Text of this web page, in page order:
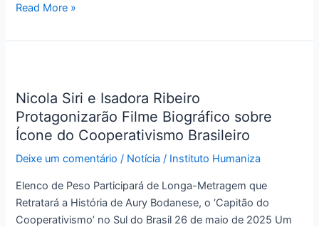
Read More »
Nicola Siri e Isadora Ribeiro
Protagonizarão Filme Biográfico sobre
Ícone do Cooperativismo Brasileiro
Deixe um comentário / Notícia / Instituto Humaniza
Elenco de Peso Participará de Longa-Metragem que
Retratará a História de Aury Bodanese, o ‘Capitão do
Cooperativismo’ no Sul do Brasil 26 de maio de 2025 Um
e
Isadora
Ribeiro
Filme
Biográfico
sobre
Ícone